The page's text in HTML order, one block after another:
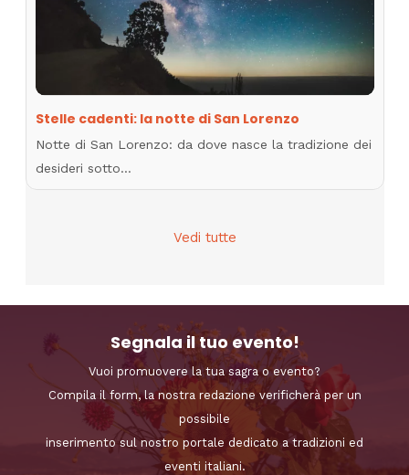
Stelle cadenti: la notte di San Lorenzo
Notte di San Lorenzo: da dove nasce la tradizione dei
desideri sotto…
Vedi tutte
Segnala il tuo evento!
Vuoi promuovere la tua sagra o evento?
Compila il form, la nostra redazione verificherà per un
possibile
inserimento sul nostro portale dedicato a tradizioni ed
eventi italiani.